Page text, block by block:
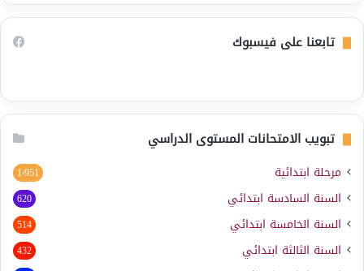
تابعنا على فيسبوك
تبويب الامتحانات المستوى الدراسي
مرحلة ابتدائية 1٬951
السنة السادسة ابتدائي 620
السنة الخامسة ابتدائي 514
السنة الثالثة ابتدائي 432